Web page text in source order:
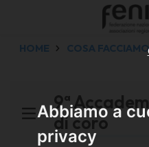
Abbiamo a
privacy
HOME COSA FACCIAMO
9ª
di coro